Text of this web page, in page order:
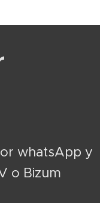
whatsApp y
o Bizum